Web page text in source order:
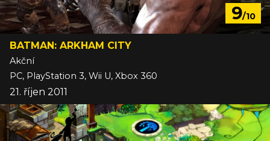
9/10
BATMAN: ARKHAM CITY
Akční
PC, PlayStation 3, Wii U, Xbox 360
21. říjen 2011